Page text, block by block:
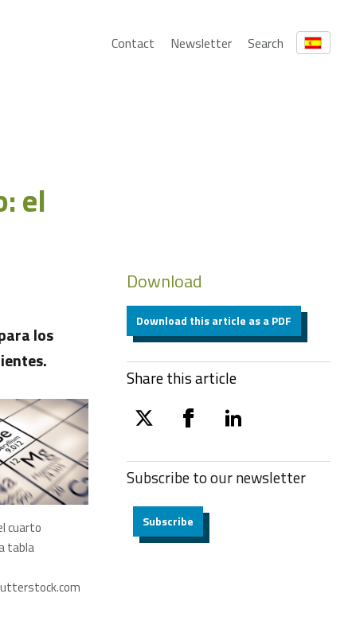
Contact Newsletter Search
el
los
cuarto
tabla
Download
Download this article as a PDF
Share this article
twitter facebooklinkedin
Subscribe to ournewsletter
Subscribe